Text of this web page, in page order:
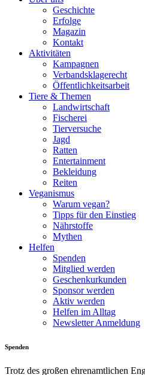
Geschichte
Erfolge
Magazin
Kontakt
Aktivitäten
Kampagnen
Verbandsklagerecht
Öffentlichkeitsarbeit
Tiere & Themen
Landwirtschaft
Fischerei
Tierversuche
Jagd
Ratten
Entertainment
Bekleidung
Reiten
Veganismus
Warum vegan?
Tipps für den Einstieg
Nährstoffe
Mythen
Helfen
Spenden
Mitglied werden
Geschenkurkunden
Sponsor werden
Aktiv werden
Helfen im Alltag
Newsletter Anmeldung
Spenden
Trotz des großen ehrenamtlichen